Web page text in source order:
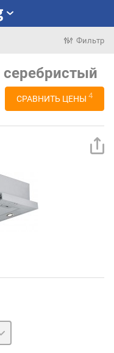
Фильтр
серебристый
СРАВНИТЬ ЦЕНЫ 4